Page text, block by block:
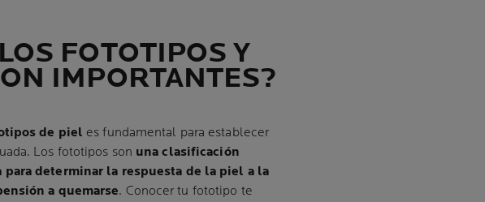
FOTOTIPOS Y
IMPORTANTES?
de piel es fundamental para establecer
Los fototipos son una clasificación
determinar la respuesta de la piel a la
a quemarse. Conocer tu fototipo te